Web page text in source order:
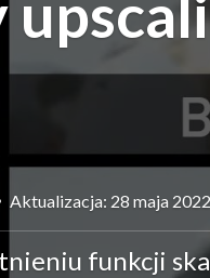
Aktualizacja: 28 maja 2022
funkcji